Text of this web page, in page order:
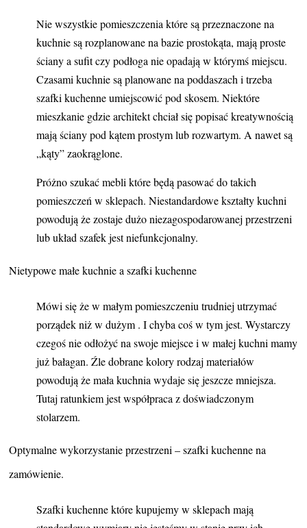
Nie wszystkie pomieszczenia które są przeznaczone na
kuchnie są rozplanowane na bazie prostokąta, mają proste
ściany a sufit czy podłoga nie opadają w którymś miejscu.
Czasami kuchnie są planowane na poddaszach i trzeba
szafki kuchenne umiejscowić pod skosem. Niektóre
mieszkanie gdzie architekt chciał się popisać kreatywnością
mają ściany pod kątem prostym lub rozwartym. A nawet są
„kąty” zaokrąglone.
Próżno szukać mebli które będą pasować do takich
pomieszczeń w sklepach. Niestandardowe kształty kuchni
powodują że zostaje dużo niezagospodarowanej przestrzeni
lub układ szafek jest niefunkcjonalny.
Nietypowe małe kuchnie a szafki kuchenne
Mówi się że w małym pomieszczeniu trudniej utrzymać
porządek niż w dużym . I chyba coś w tym jest. Wystarczy
czegoś nie odłożyć na swoje miejsce i w małej kuchni mamy
już bałagan. Źle dobrane kolory rodzaj materiałów
powodują że mała kuchnia wydaje się jeszcze mniejsza.
Tutaj ratunkiem jest współpraca z doświadczonym
stolarzem.
Optymalne wykorzystanie przestrzeni – szafki kuchenne na
zamówienie.
Szafki kuchenne które kupujemy w sklepach mają